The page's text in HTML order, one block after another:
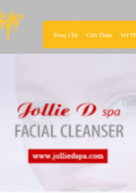
Trang Chủ Giới Thiệu Mỹ